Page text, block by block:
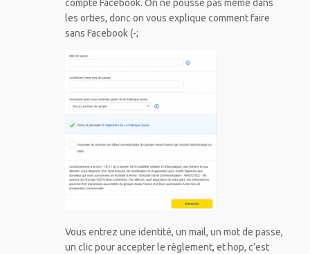
compte Facebook. On ne pousse pas mémé dans
les orties, donc on vous explique comment faire
sans Facebook (-;
Vous entrez une identité, un mail, un mot de passe,
un clic pour accepter le règlement, et hop, c’est